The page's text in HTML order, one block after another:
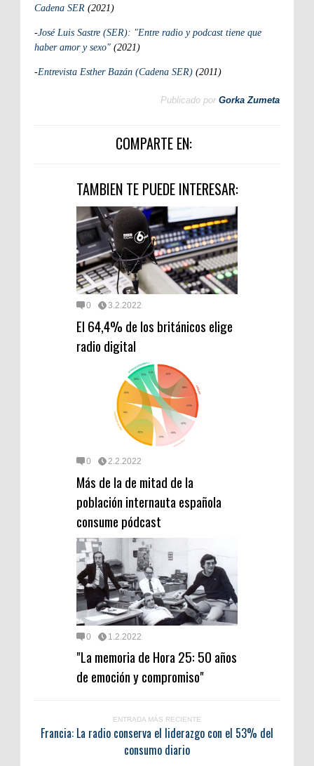
Cadena SER (2021)
-José Luis Sastre (SER): "Entre radio y podcast tiene que
haber amor y sexo" (2021)
-Entrevista Esther Bazán (Cadena SER) (2011)
Publicado por Gorka Zumeta
COMPARTE EN:
TAMBIEN TE PUEDE INTERESAR:
0 3.2.2022
El 64,4% de los británicos elige
radio digital
0 2.2.2022
Más de la de mitad de la
población internauta española
consume pódcast
0 1.2.2022
"La memoria de Hora 25: 50 años
de emoción y compromiso"
ENTRADA MÁS RECIENTE
Francia: La radio conserva el liderazgo con el 53% del
consumo diario